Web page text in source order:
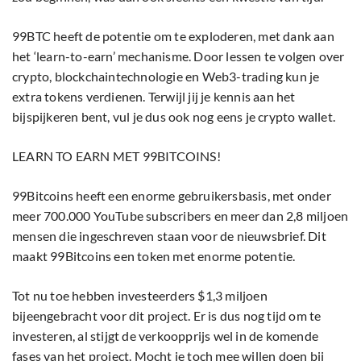
99BTC heeft de potentie om te exploderen, met dank aan
het ‘learn-to-earn’ mechanisme. Door lessen te volgen over
crypto, blockchaintechnologie en Web3-trading kun je
extra tokens verdienen. Terwijl jij je kennis aan het
bijspijkeren bent, vul je dus ook nog eens je crypto wallet.
LEARN TO EARN MET 99BITCOINS!
99Bitcoins heeft een enorme gebruikersbasis, met onder
meer 700.000 YouTube subscribers en meer dan 2,8 miljoen
mensen die ingeschreven staan voor de nieuwsbrief. Dit
maakt 99Bitcoins een token met enorme potentie.
Tot nu toe hebben investeerders $1,3 miljoen
bijeengebracht voor dit project. Er is dus nog tijd om te
investeren, al stijgt de verkoopprijs wel in de komende
fases van het project. Mocht je toch mee willen doen bij